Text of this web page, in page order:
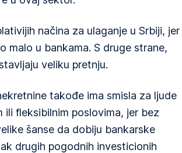
načina za ulaganje u Srbiji, jer
malo u bankama. S druge strane,
veliku pretnju.
takođe ima smisla za ljude
ili fleksibilnim poslovima, jer bez
šanse da dobiju bankarske
drugih pogodnih investicionih